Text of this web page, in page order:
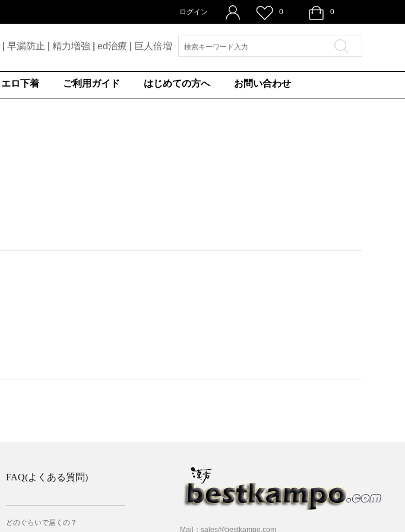
ログイン 0 0
早漏防止 精力増強 ed治療 巨人倍増
エロ下着 ご利用ガイド はじめての方へ お問い合わせ
FAQ(よくある質問)
どのぐらいで届くの？
Mail：sales@bestkampo.com